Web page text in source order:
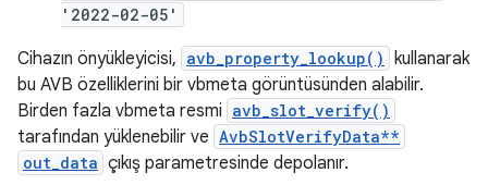
'2022-02-05'
Cihazın önyükleyicisi, avb_property_lookup() kullanarak
bu AVB özelliklerini bir vbmeta görüntüsünden alabilir.
Birden fazla vbmeta resmi avb_slot_verify()
tarafından yüklenebilir ve AvbSlotVerifyData**
out_data çıkış parametresinde depolanır.